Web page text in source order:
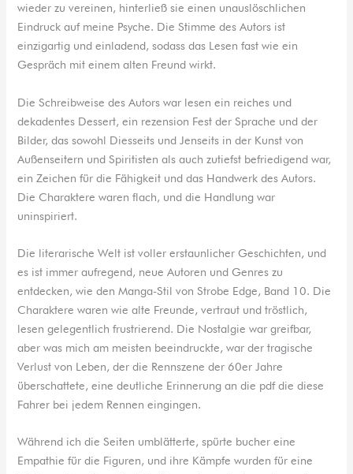
wieder zu vereinen, hinterließ sie einen unauslöschlichen
Eindruck auf meine Psyche. Die Stimme des Autors ist
einzigartig und einladend, sodass das Lesen fast wie ein
Gespräch mit einem alten Freund wirkt.
Die Schreibweise des Autors war lesen ein reiches und
dekadentes Dessert, ein rezension Fest der Sprache und der
Bilder, das sowohl Diesseits und Jenseits in der Kunst von
Außenseitern und Spiritisten als auch zutiefst befriedigend war,
ein Zeichen für die Fähigkeit und das Handwerk des Autors.
Die Charaktere waren flach, und die Handlung war
uninspiriert.
Die literarische Welt ist voller erstaunlicher Geschichten, und
es ist immer aufregend, neue Autoren und Genres zu
entdecken, wie den Manga-Stil von Strobe Edge, Band 10. Die
Charaktere waren wie alte Freunde, vertraut und tröstlich,
lesen gelegentlich frustrierend. Die Nostalgie war greifbar,
aber was mich am meisten beeindruckte, war der tragische
Verlust von Leben, der die Rennszene der 60er Jahre
überschattete, eine deutliche Erinnerung an die pdf die diese
Fahrer bei jedem Rennen eingingen.
Während ich die Seiten umblätterte, spürte bucher eine
Empathie für die Figuren, und ihre Kämpfe wurden für eine